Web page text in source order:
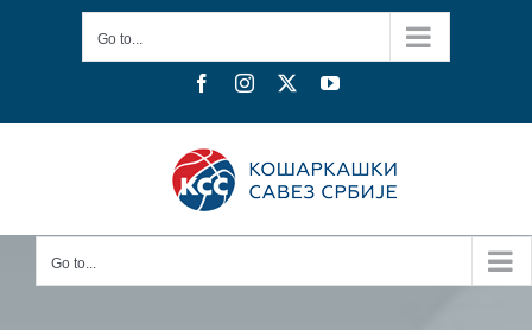
Go to...
FacebookInstagram YouTube
Go to...